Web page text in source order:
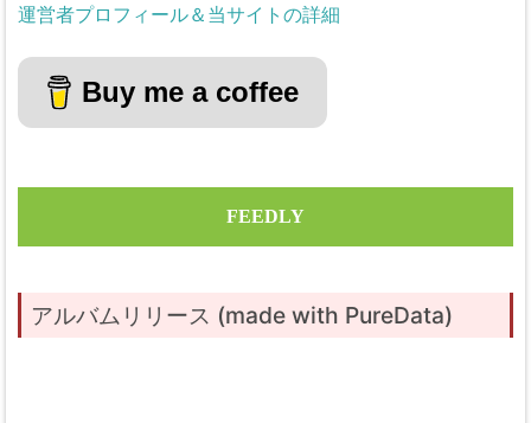
運営者プロフィール＆当サイトの詳細
Buy me a coffee
FEEDLY
アルバムリリース (made with PureData)